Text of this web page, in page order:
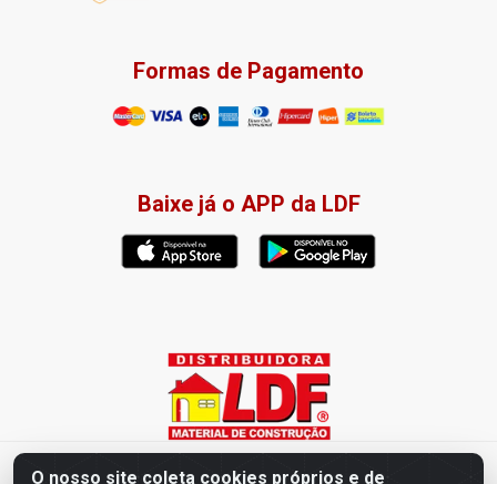
O nosso site coleta cookies próprios e de
Formas de Pagamento
Baixe já o APP da LDF
Distribuidora LDF - Av. Presidente Tancredo Neves, 203 – Bairro